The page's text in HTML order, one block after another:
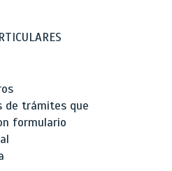
de trámites que
formulario